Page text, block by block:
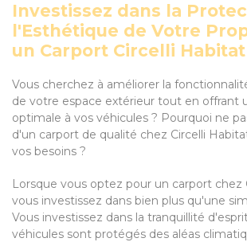
Investissez dans la
l'Esthétique de Votre
un Carport Circelli Habitat
Vous cherchez à améliorer la
de votre espace extérieur tout en offrant
optimale à vos véhicules ? Pourquoi ne
d'un carport de qualité chez Circelli
vos besoins ?
Lorsque vous optez pour un carport chez
vous investissez dans bien plus qu'une
Vous investissez dans la tranquillité
véhicules sont protégés des aléas